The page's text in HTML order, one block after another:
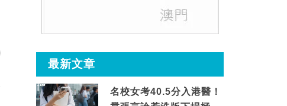
最新文章
名校女考40.5分入港醫！